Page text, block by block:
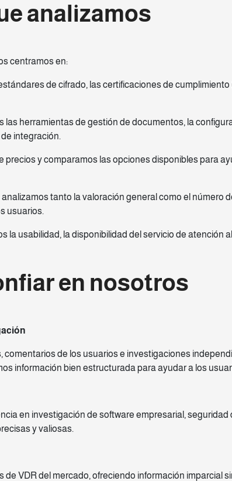
analizamos
centramos en:
de cifrado, las certificaciones de cumplimiento
las herramientas de gestión de documentos, la
integración.
precios y comparamos las opciones disponibles para
analizamos tanto la valoración general como el número
usuarios.
la usabilidad, la disponibilidad del servicio de atención
en nosotros
de los usuarios e investigaciones
información bien estructurada para ayudar a los
en investigación de software empresarial, seguridad
y valiosas.
VDR del mercado, ofreciendo información imparcial